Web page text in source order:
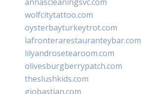
wolfcitytattoo.com
oysterbayturkeytrot.com
lafronterarestauranteybar.com
lilyandrosetearoom.com
olivesburgberrypatch.com
theslushkids.com
giobastian.com